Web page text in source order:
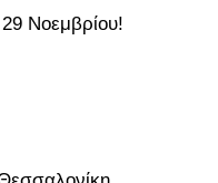
Νοεμβρίου!